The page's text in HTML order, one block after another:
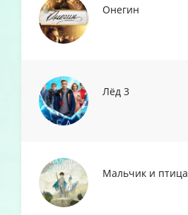
Онегин
Лёд 3
Мальчик и птица